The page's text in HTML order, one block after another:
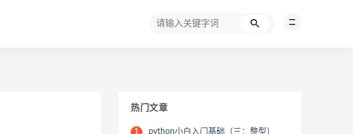
热门文章
1 python小白入门基础（三：整型）